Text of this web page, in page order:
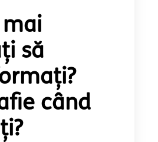
mai
să
când